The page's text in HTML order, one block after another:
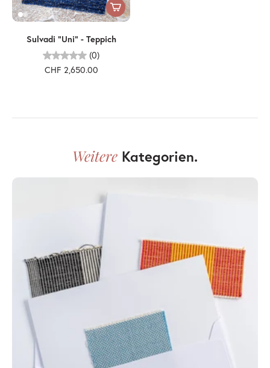
Sulvadi "Uni" - Teppich
(0)
CHF 2,650.00
Weitere Kategorien.